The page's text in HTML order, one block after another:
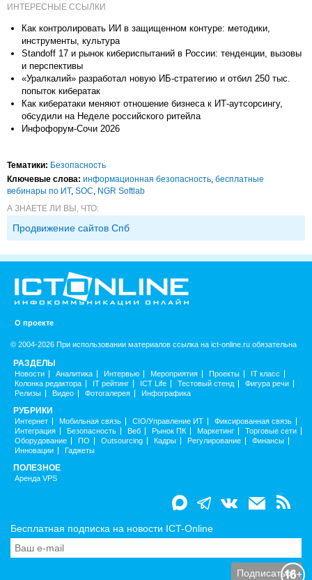
ИНТЕРЕСНЫЕ ССЫЛКИ
Как контролировать ИИ в защищенном контуре: методики,
инструменты, культура
Standoff 17 и рынок кибериспытаний в России: тенденции, вызовы
и перспективы
«Уралкалий» разработал новую ИБ-стратегию и отбил 250 тыс.
попыток кибератак
Как кибератаки меняют отношение бизнеса к ИТ-аутсорсингу,
обсудили на Неделе российского ритейла
Инфофорум-Сочи 2026
Тематики: Безопасность
Ключевые слова: информационная безопасность бесплатные
вебинары по ИТ, SOC NGR Softlab
А ЗНАЕТЕ ЛИ ВЫ, ЧТО:
Продвижение сайтов Спб
О проекте
© 2004-2026 При использовании материалов ссылка на ict-online.ru обязательна
РАЗДЕЛЫ
Новости Аналитика Интервью Мероприятия Проекты
IT класс
Колонка редактора
IT рейтинг ICT Life Тестовый стенд
Фигура речи
Релизы
Видео Фотогалерея Инфографика
РУБРИКИ
Интернет Мобильная связь CIO/Управление ИТ
Фиксированная связь
Интеграция
Безопасность Веб Рынок ПК Маркетинг
Торговые сети
Оборудование
ПО Outsourcing Кадры Регулирование
Финансы
Инновации
Гаджеты
ПОЛЕЗНОЕ
Аренда VPS
Бесплатная подписка на новости ICT-Online